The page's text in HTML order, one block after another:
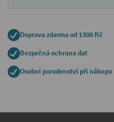
Doprava zdarma od 1300 Kč
Bezpečná ochrana dat
Osobní poradenství při nákupu